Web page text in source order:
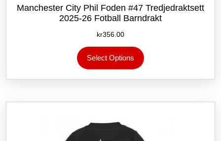
Manchester City Phil Foden #47 Tredjedraktsett
2025-26 Fotball Barndrakt
kr356.00
Select Options
produktet
flere
Alternativene